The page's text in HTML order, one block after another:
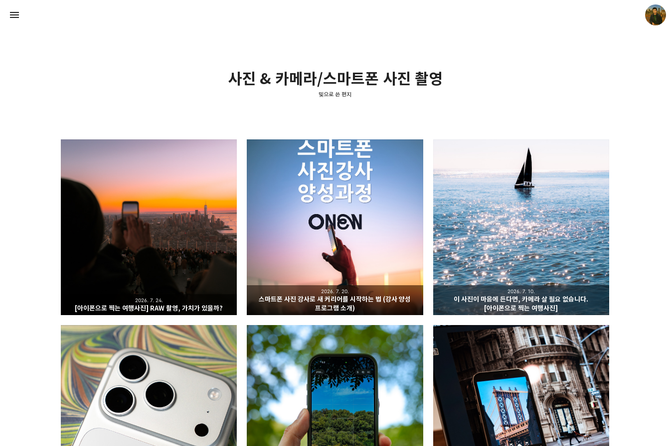
사진 & 카메라/스마트폰 사진 촬영
빛으로 쓴 편지
[아이폰으로 찍는 여행사진] RAW 촬영, 가치가 있을까?
2026. 7. 24.
스마트폰 사진 강사로 새 커리어를 시작하는 법 (강사 양성
프로그램 소개)
2026. 7. 20.
이 사진이 마음에 든다면, 카메라 살 필요 없습니다.
[아이폰으로 찍는 여행사진]
2026. 7. 10.